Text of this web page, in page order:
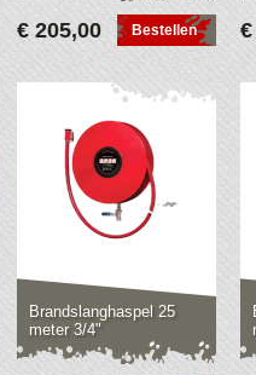
€ 205,00 Bestellen
Brandslanghaspel 25
meter 3/4"